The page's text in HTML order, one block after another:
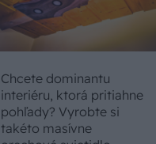
Chcete dominantu
interiéru, ktorá pritiahne
pohľady? Vyrobte si
takéto masívne